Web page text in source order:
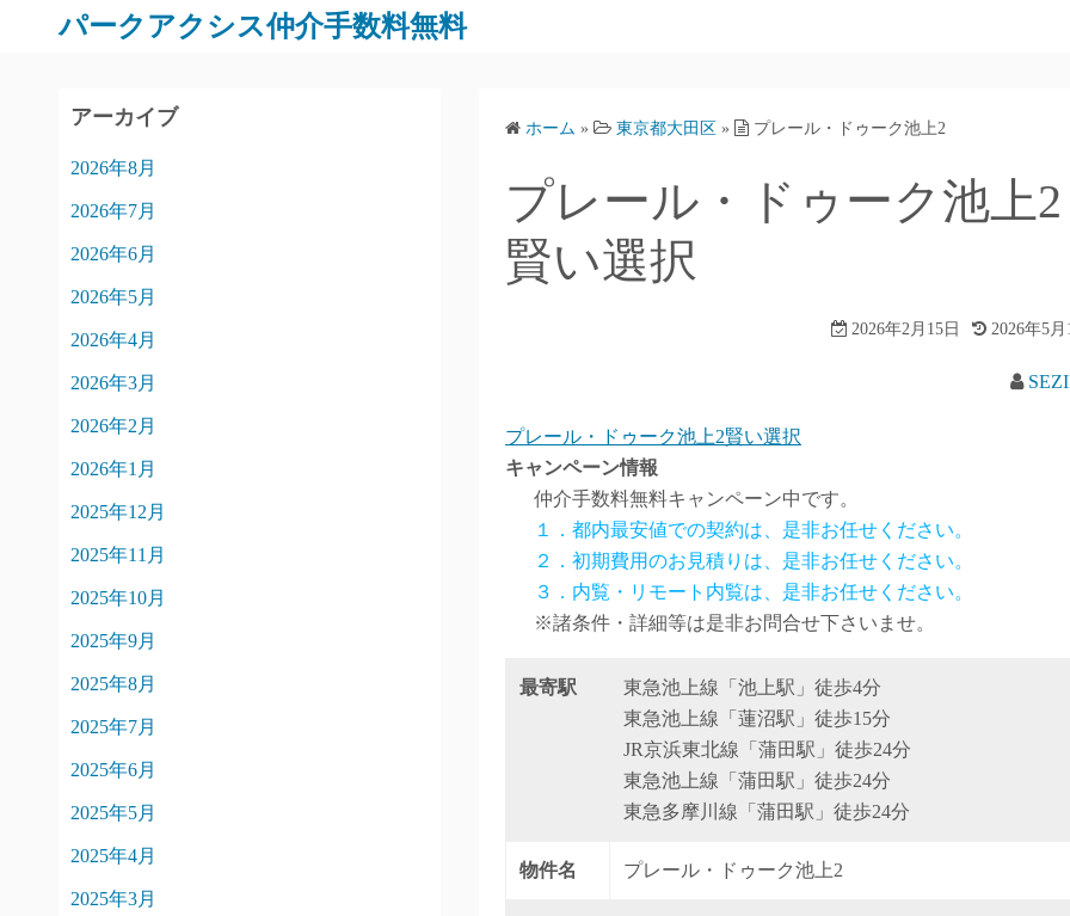
パークアクシス仲介手数料無料
ホーム » 東京都大田区 » プレール・ドゥーク池上2
プレール・ドゥーク池上2
賢い選択
2026年2月15日 2026年5月
プレール・ドゥーク池上2賢い選択
キャンペーン情報
仲介手数料無料キャンペーン中です。
１．都内最安値での契約は、是非お任せください。
２．初期費用のお見積りは、是非お任せください。
３．内覧・リモート内覧は、是非お任せください。
※諸条件・詳細等は是非お問合せ下さいませ。
最寄駅
東急池上線「池上駅」徒歩4分
東急池上線「蓮沼駅」徒歩15分
JR京浜東北線「蒲田駅」徒歩24分
東急池上線「蒲田駅」徒歩24分
東急多摩川線「蒲田駅」徒歩24分
物件名 プレール・ドゥーク池上2
アーカイブ
2026年8月
2026年7月
2026年6月
2026年5月
2026年4月
2026年3月
2026年2月
2026年1月
2025年12月
2025年11月
2025年10月
2025年9月
2025年8月
2025年7月
2025年6月
2025年5月
2025年4月
2025年3月